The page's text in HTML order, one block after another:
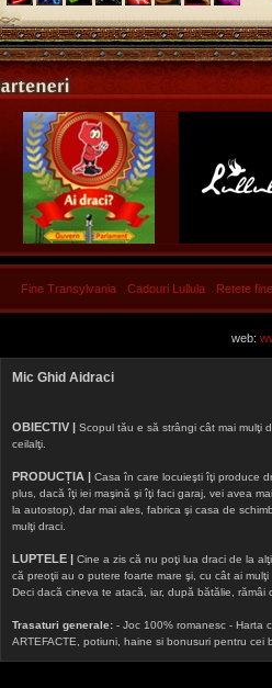
Fine Transylvania Cadouri Lullula Retete fine
web:
Mic Ghid Aidraci
OBIECTIV | Scopul tău e să strângi cât mai mulţi
ceilalţi.
PRODUCȚIA | Casa în care locuieşti îţi produce
plus, dacă îţi iei maşină şi îţi faci garaj, vei avea
la autostop), dar mai ales, fabrica şi casa de
mulţi draci.
LUPTELE | Cine a zis că nu poţi lua draci de la
că preoţii au o putere foarte mare şi, cu cât ai
Deci dacă cineva te atacă, iar, după bătălie,
Trasaturi generale: - Joc 100% romanesc - Harta
ARTEFACTE, potiuni, haine si bonusuri pentru